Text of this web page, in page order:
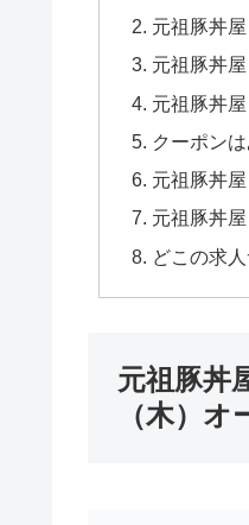
元祖豚丼
元祖豚丼
元祖豚丼
クーポンは
元祖豚丼
元祖豚丼
どこの求
元祖豚丼
（木）